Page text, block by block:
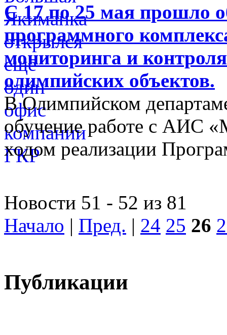
С 17 по 25 мая прошло
программного
мониторинга и
олимпийских объектов.
В Олимпийском
обучение работе с АИС
ходом реализации
Новости 51 - 52 из 81
Начало | Пред. | 24 25 26
Публикации